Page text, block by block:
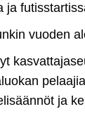
ja
vuoden
ja